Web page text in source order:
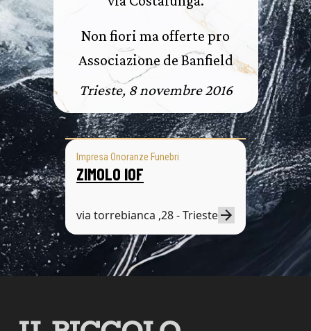
Non fiori ma offerte pro
Associazione de Banfield
Trieste, 8 novembre 2016
Impresa Onoranze Funebri
ZIMOLO IOF
via torrebianca ,28 - Trieste